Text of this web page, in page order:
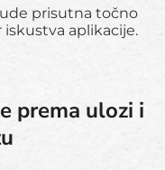
prisutna točno
aplikacije.
prema ulozi i